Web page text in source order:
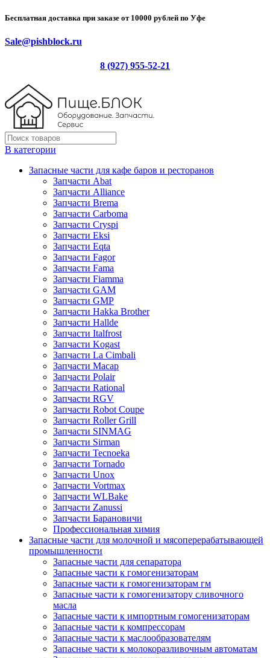
Бесплатная доставка при заказе от 10000 рублей по Уфе
Sale@pishblock.ru
8 (927) 955-52-21
В категории
Запасные части для кафе баров и ресторанов
Запчасти Abat
Запчасти Alliance
Запчасти Brema
Запчасти Carboma
Запчасти Cryspi
Запчасти Eksi
Запчасти Eqta
Запчасти Fagor
Запчасти Fama
Запчасти Fiamma
Запчасти GAM
Запчасти GMP
Запчасти Hakka Brother
Запчасти Hallde
Запчасти Italfrost
Запчасти Kogast
Запчасти La Cimbali
Запчасти Macap
Запчасти Polair
Запчасти Rational
Запчасти RGV
Запчасти Robot Coupe
Запчасти Roller Grill
Запчасти SINMAG
Запчасти Sirman
Запчасти Tecnoeka
Запчасти Tornado
Запчасти Unox
Запчасти Vortmax
Запчасти WLBake
Запчасти Zanussi
Запчасти Барановичи
Профессиональная химия
Запасные части для молочной и мясоперерабатывающей
промышленности
Запасные части для сепаратора
Запасные части к гомогенизаторам
Запасные части к гомогенизаторам гм
Запасные части к гомогенизатору сливочного
масла
Запасные части к импортным гомогенизаторам
Запасные части к компрессорам
Запасные части к маслообразователям
Запасные части к молокоразливочным автоматам